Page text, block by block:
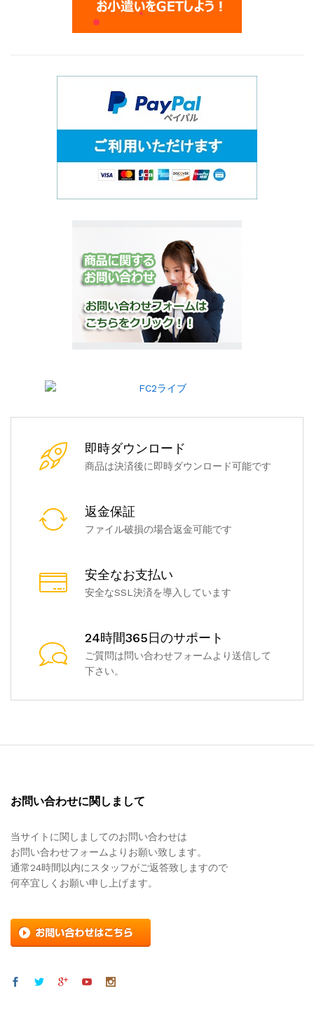
即時ダウンロード
商品は決済後に即時ダウンロード可能です
返金保証
ファイル破損の場合返金可能です
安全なお支払い
安全なSSL決済を導入しています
24時間365日のサポート
ご質問は問い合わせフォームより送信して
下さい。
お問い合わせに関しまして
当サイトに関しましてのお問い合わせは
お問い合わせフォームよりお願い致します。
通常24時間以内にスタッフがご返答致しますので
何卒宜しくお願い申し上げます。